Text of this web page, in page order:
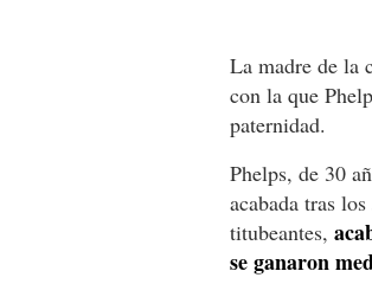
La madre de la
con la que
paternidad.
Phelps, de 30
acabada tras
titubeantes,
se ganaron